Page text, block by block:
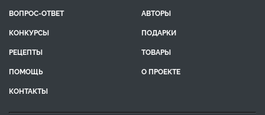
ВОПРОС-ОТВЕТ
АВТОРЫ
КОНКУРСЫ
ПОДАРКИ
РЕЦЕПТЫ
ТОВАРЫ
ПОМОЩЬ
О ПРОЕКТЕ
КОНТАКТЫ